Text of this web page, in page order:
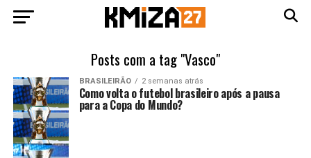
Posts com a tag "Vasco"
BRASILEIRÃO 2 semanas atrás
Como volta o futebol brasileiro após a pausa
para a Copa do Mundo?